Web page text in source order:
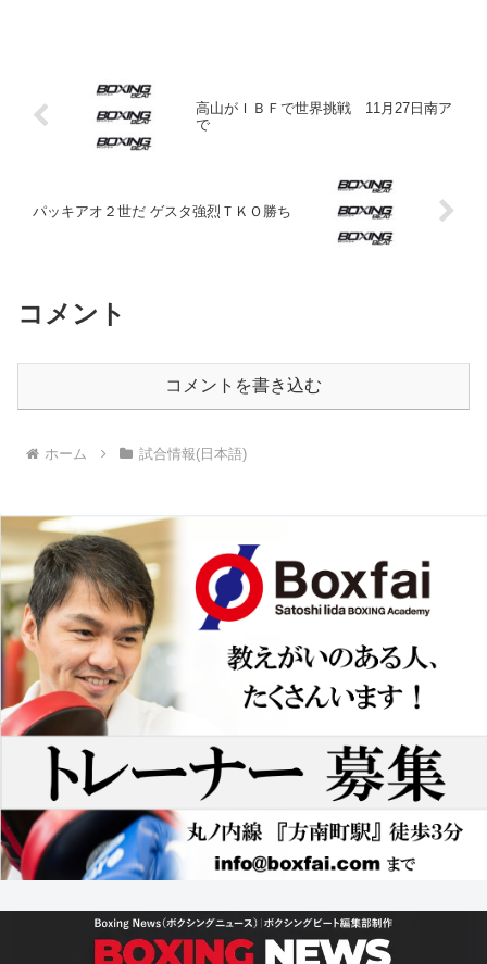
高山がＩＢＦで世界挑戦 11月27日南ア
で
パッキアオ２世だ ゲスタ強烈ＴＫＯ勝ち
コメント
コメントを書き込む
ホーム 試合情報(日本語)